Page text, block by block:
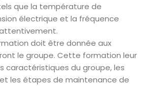
que la température de
électrique et la fréquence
doit être donnée aux
le groupe. Cette formation leur
caractéristiques du groupe, les
les étapes de maintenance de